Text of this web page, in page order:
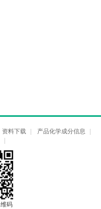
资料下载 产品化学成分信息
码